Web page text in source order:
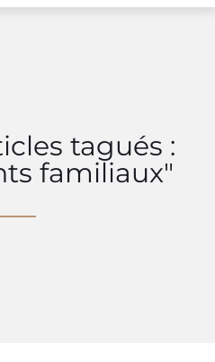
tagués :
familiaux"